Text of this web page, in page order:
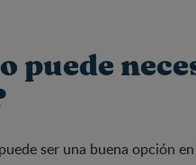
puede
ser una buena opción